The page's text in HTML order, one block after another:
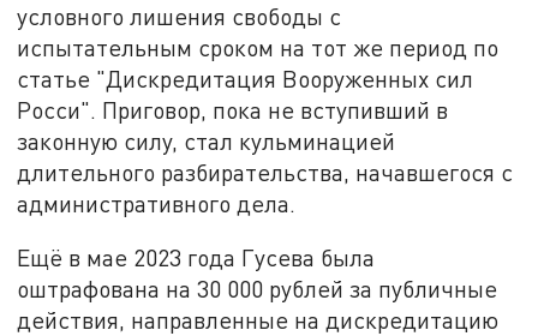
условного лишения свободы с
испытательным сроком на тот же период по
статье "Дискредитация Вооруженных сил
Росси". Приговор, пока не вступивший в
законную силу, стал кульминацией
длительного разбирательства, начавшегося с
административного дела.
Ещё в мае 2023 года Гусева была
оштрафована на 30 000 рублей за публичные
действия, направленные на дискредитацию